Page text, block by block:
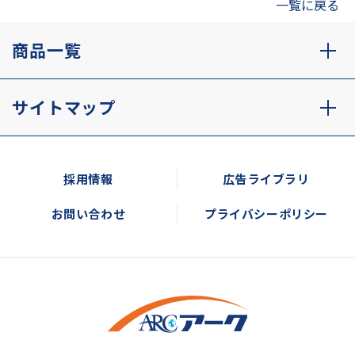
一覧に戻る
商品一覧
サイトマップ
採用情報 広告ライブラリ
お問い合わせ プライバシーポリシー